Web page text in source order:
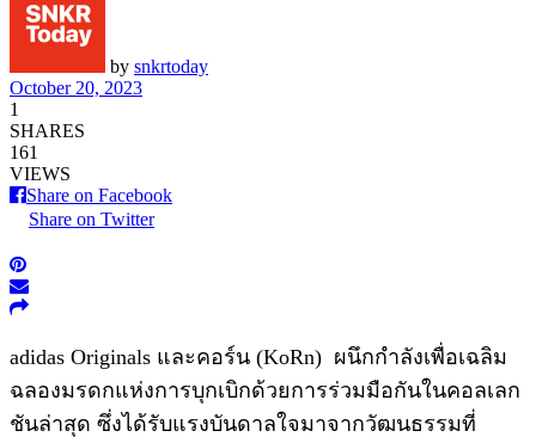
by snkrtoday
October 20, 2023
1
SHARES
161
VIEWS
Share on Facebook
Share on Twitter
adidas Originals และคอร์น (KoRn) ผนึกกำลังเพื่อเฉลิม
ฉลองมรดกแห่งการบุกเบิกด้วยการร่วมมือกันในคอลเลก
ชันล่าสุด ซึ่งได้รับแรงบันดาลใจมาจากวัฒนธรรมที่